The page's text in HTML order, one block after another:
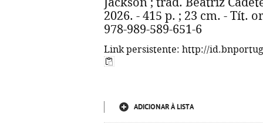
2026. - 415 p. ; 23 cm. - Tít.
978-989-589-651-6
Link persistente: http://
ADICIONAR À LISTA